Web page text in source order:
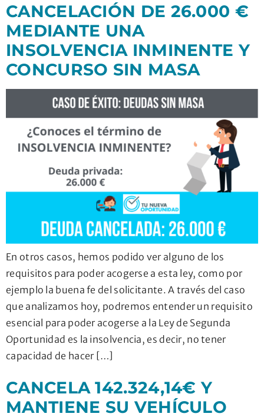
CANCELACIÓN DE 26.000 €
MEDIANTE UNA
INSOLVENCIA INMINENTE Y
CONCURSO SIN MASA
En otros casos, hemos podido ver alguno de los
requisitos para poder acogerse a esta ley, como por
ejemplo la buena fe del solicitante. A través del caso
que analizamos hoy, podremos entender un requisito
esencial para poder acogerse a la Ley de Segunda
Oportunidad es la insolvencia, es decir, no tener
capacidad de hacer […]
CANCELA 142.324,14€ Y
MANTIENE SU VEHÍCULO